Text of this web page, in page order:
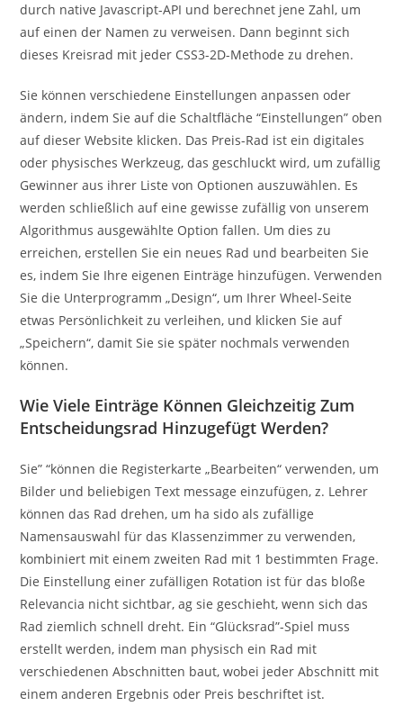
durch native Javascript-API und berechnet jene Zahl, um
auf einen der Namen zu verweisen. Dann beginnt sich
dieses Kreisrad mit jeder CSS3-2D-Methode zu drehen.
Sie können verschiedene Einstellungen anpassen oder
ändern, indem Sie auf die Schaltfläche “Einstellungen” oben
auf dieser Website klicken. Das Preis-Rad ist ein digitales
oder physisches Werkzeug, das geschluckt wird, um zufällig
Gewinner aus ihrer Liste von Optionen auszuwählen. Es
werden schließlich auf eine gewisse zufällig von unserem
Algorithmus ausgewählte Option fallen. Um dies zu
erreichen, erstellen Sie ein neues Rad und bearbeiten Sie
es, indem Sie Ihre eigenen Einträge hinzufügen. Verwenden
Sie die Unterprogramm „Design“, um Ihrer Wheel-Seite
etwas Persönlichkeit zu verleihen, und klicken Sie auf
„Speichern“, damit Sie sie später nochmals verwenden
können.
Wie Viele Einträge Können Gleichzeitig Zum
Entscheidungsrad Hinzugefügt Werden?
Sie” “können die Registerkarte „Bearbeiten“ verwenden, um
Bilder und beliebigen Text message einzufügen, z. Lehrer
können das Rad drehen, um ha sido als zufällige
Namensauswahl für das Klassenzimmer zu verwenden,
kombiniert mit einem zweiten Rad mit 1 bestimmten Frage.
Die Einstellung einer zufälligen Rotation ist für das bloße
Relevancia nicht sichtbar, ag sie geschieht, wenn sich das
Rad ziemlich schnell dreht. Ein “Glücksrad”-Spiel muss
erstellt werden, indem man physisch ein Rad mit
verschiedenen Abschnitten baut, wobei jeder Abschnitt mit
einem anderen Ergebnis oder Preis beschriftet ist.